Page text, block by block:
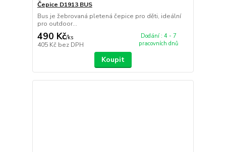
Čepice D1913 BUS
Bus je žebrovaná pletená čepice pro děti, ideální
pro outdoor...
490 Kč/ks
405 Kč bez DPH
Dodání : 4 - 7
pracovních dnů
Koupit